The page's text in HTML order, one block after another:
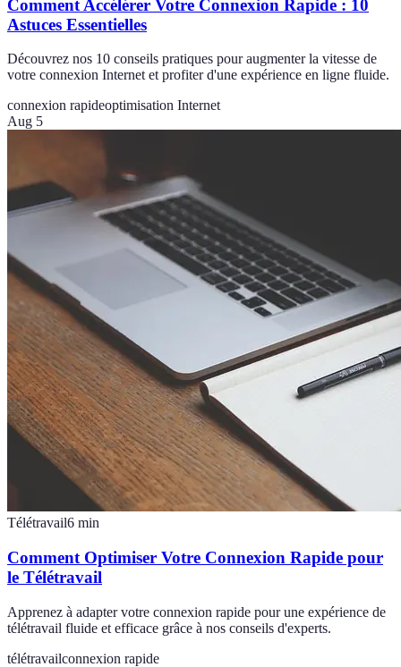
Comment Accélérer Votre Connexion Rapide : 10
Astuces Essentielles
Découvrez nos 10 conseils pratiques pour augmenter la vitesse de
votre connexion Internet et profiter d'une expérience en ligne fluide.
connexion rapideoptimisation Internet
Aug 5
Télétravail6 min
Comment Optimiser Votre Connexion Rapide pour
le Télétravail
Apprenez à adapter votre connexion rapide pour une expérience de
télétravail fluide et efficace grâce à nos conseils d'experts.
télétravailconnexion rapide